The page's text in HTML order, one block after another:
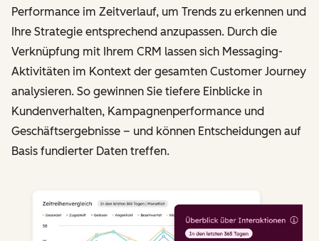
Performance im Zeitverlauf, um Trends zu erkennen und
Ihre Strategie entsprechend anzupassen. Durch die
Verknüpfung mit Ihrem CRM lassen sich Messaging-
Aktivitäten im Kontext der gesamten Customer Journey
analysieren. So gewinnen Sie tiefere Einblicke in
Kundenverhalten, Kampagnenperformance und
Geschäftsergebnisse – und können Entscheidungen auf
Basis fundierter Daten treffen.